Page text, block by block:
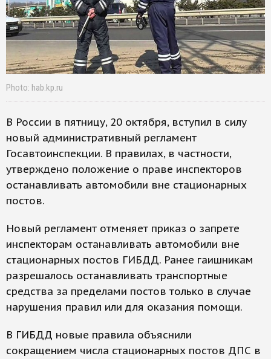
Photo: hab.kp.ru
В России в пятницу, 20 октября, вступил в силу
новый административный регламент
Госавтоинспекции. В правилах, в частности,
утверждено положение о праве инспекторов
останавливать автомобили вне стационарных
постов.
Новый регламент отменяет приказ о запрете
инспекторам останавливать автомобили вне
стационарных постов ГИБДД. Ранее гаишникам
разрешалось останавливать транспортные
средства за пределами постов только в случае
нарушения правил или для оказания помощи.
В ГИБДД новые правила объяснили
сокращением числа стационарных постов ДПС в